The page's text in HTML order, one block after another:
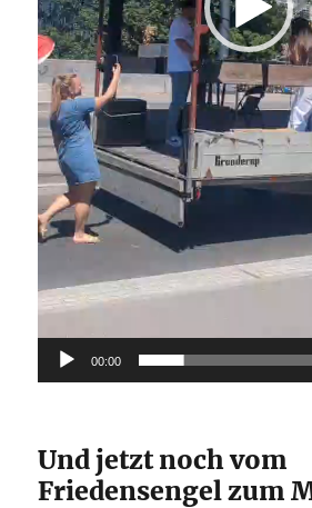
00:00
Und jetzt noch vom
Friedensengel zum